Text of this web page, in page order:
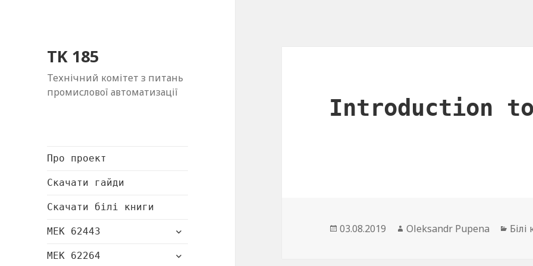
TK 185
Технічний комітет з питань
промислової автоматизації
Про проект
Скачати гайди
Скачати білі книги
МЕК 62443
розгорнути
МЕК 62264
розгорнути
Introduction to
Опубліковано
03.08.2019 Автор
Oleksandr Pupena Білі